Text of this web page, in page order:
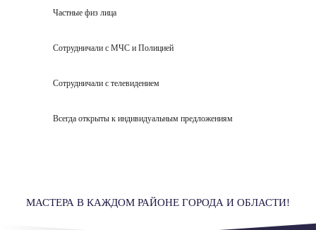
Частные физ лица
Сотрудничали с МЧС и Полицией
Сотрудничали с телевидением
Всегда открыты к индивидуальным предложениям
МАСТЕРА В КАЖДОМ РАЙОНЕ ГОРОДА И ОБЛАСТИ!